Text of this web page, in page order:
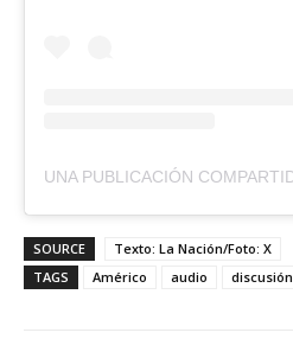
SOURCE
Texto: La Nación/Foto: X
TAGS
Américo audio discusión